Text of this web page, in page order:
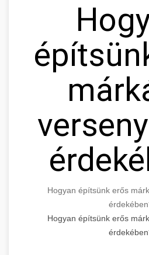
Hogyan építsünk erős
Hogyan építsünk erős